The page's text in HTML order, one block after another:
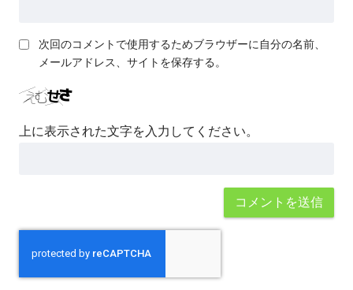
次回のコメントで使用するためブラウザーに自分の名前、
メールアドレス、サイトを保存する。
上に表示された文字を入力してください。